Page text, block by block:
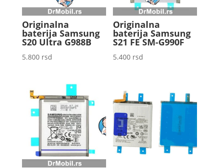
Originalna
baterija Samsung
S20 Ultra G988B
5.800 rsd
Originalna
baterija Samsung
S21 FE SM-G990F
5.400 rsd